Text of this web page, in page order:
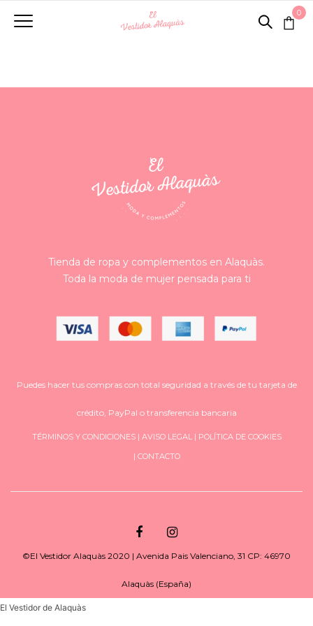
0
Tienda de ropa y complementos en Alaquàs.
Toda la moda de mujer pensada para ti
Puedes hacer tus compras con total seguridad a través de tu tarjeta de
crédito, PayPal o transferencia bancaria
TÉRMINOS Y CONDICIONES| AVISO LEGAL| POLÍTICA DE COOKIES
| CONTACTO
©El Vestidor Alaquàs 2020 | Avenida Pais Valenciano, 31 CP: 46970
Alaquàs (España)
El Vestidor de Alaquàs